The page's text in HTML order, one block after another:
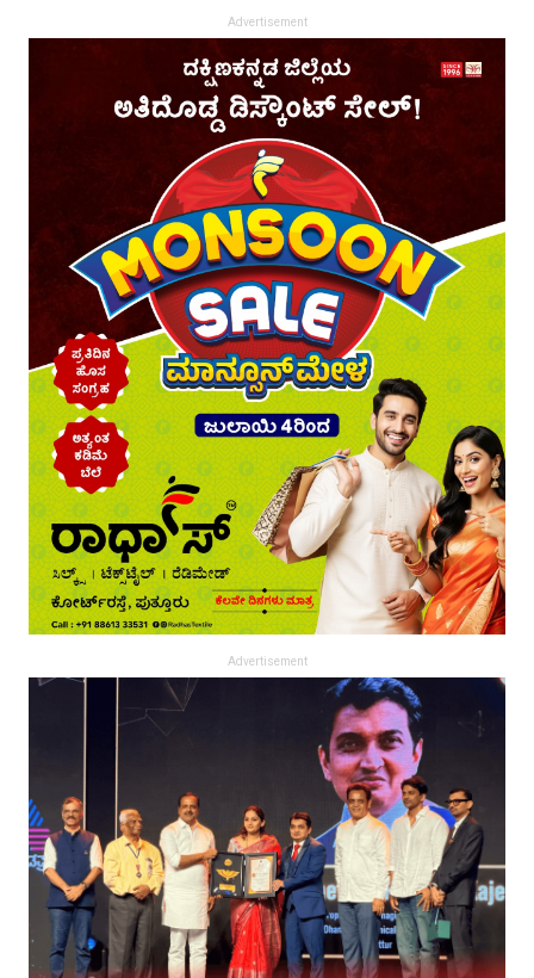
Advertisement
Advertisement